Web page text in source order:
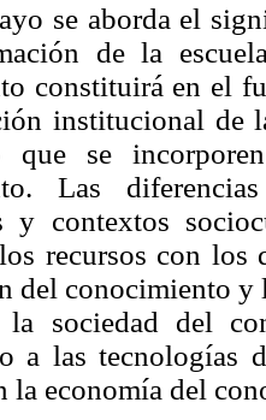
se aborda el
de la
constituirá en el
institucional de
que se
Las
y contextos
recursos con los
del conocimiento
sociedad del
a las
la economía del